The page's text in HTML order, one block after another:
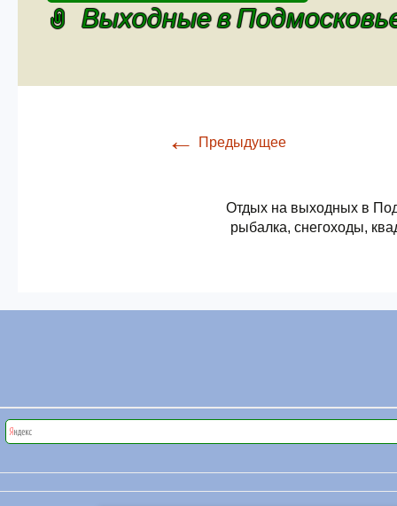
Выходные в
← Предыдущее
Отдых на выходных в
рыбалка, снегоходы,